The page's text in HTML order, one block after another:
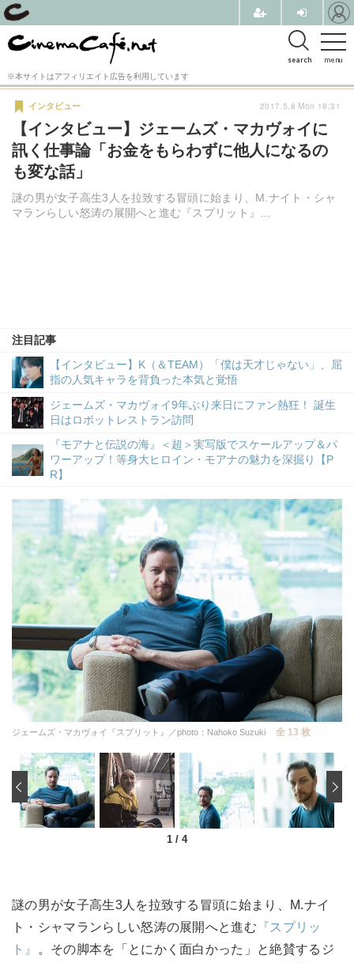
menu
search
※本サイトはアフィリエイト広告を利用しています
【インタビュー】ジェームズ・マカヴォイに
訊く仕事論「お金をもらわずに他人になるの
も変な話」
謎の男が女子高生3人を拉致する冒頭に始まり、M.ナイト・シャ
マランらしい怒涛の展開へと進む『スプリット』…
インタビュー
注目記事
【インタビュー】K（＆TEAM）「僕は天才じゃない」、屈
指の人気キャラを背負った本気と覚悟
ジェームズ・マカヴォイ9年ぶり来日にファン熱狂！ 誕生
日はロボットレストラン訪問
『モアナと伝説の海』＜超＞実写版でスケールアップ＆パ
ワーアップ！等身大ヒロイン・モアナの魅力を深掘り【P
R】
2017.5.8 Mon 18:31
ジェームズ・マカヴォイ『スプリット』／photo：Nahoko Suzuki 全 13 枚
1 / 4
‹
謎の男が女子高生3人を拉致する冒頭に始まり、M.ナイ
ト・シャマランらしい怒涛の展開へと進む 『スプリッ
ト』
。その脚本を「とにかく面白かった」と絶賛するジ